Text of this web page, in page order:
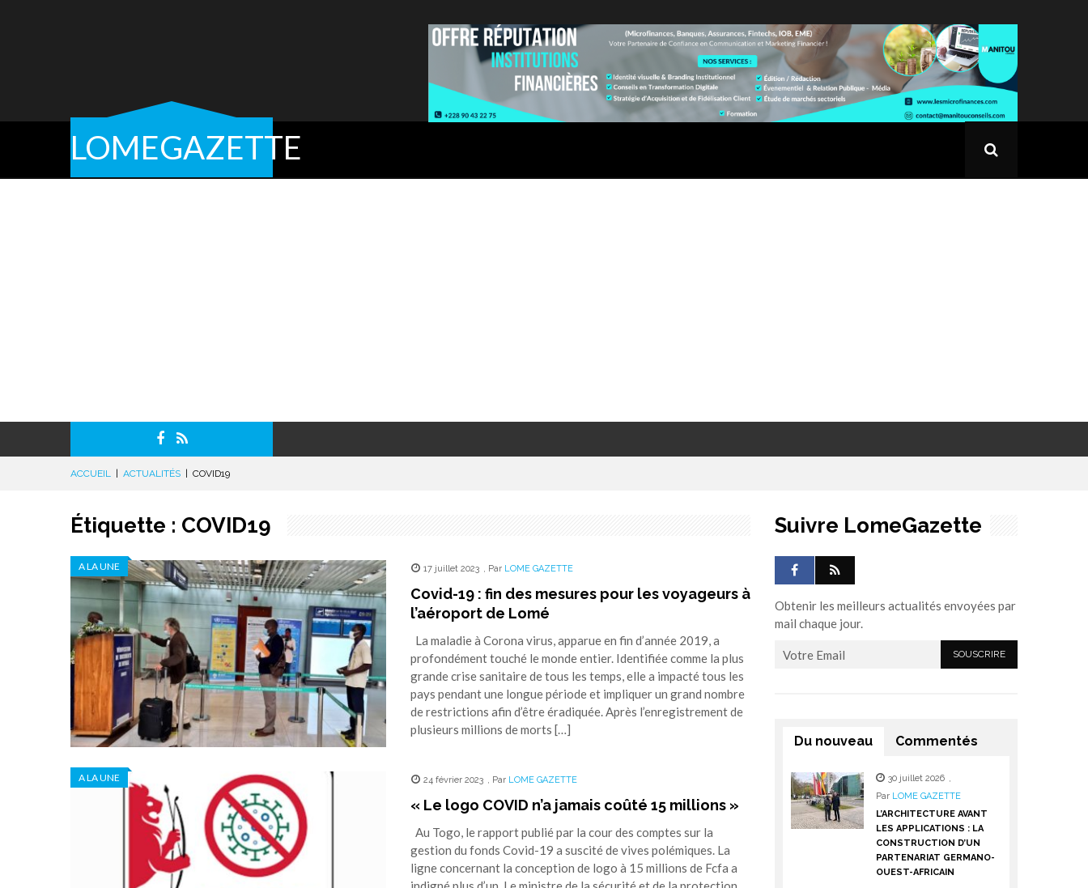
LOMEGAZETTE
ACCUEIL ACTUALITÉS COVID19
Étiquette : COVID19
A LA UNE 17 juillet 2023 , Par LOME GAZETTE
Covid-19 : fin des mesures pour les voyageurs à
l’aéroport de Lomé
La maladie à Corona virus, apparue en fin d’année 2019, a
profondément touché le monde entier. Identifiée comme la plus
grande crise sanitaire de tous les temps, elle a impacté tous les
pays pendant une longue période et impliquer un grand nombre
de restrictions afin d’être éradiquée. Après l’enregistrement de
plusieurs millions de morts […]
A LA UNE 24 février 2023 , Par LOME GAZETTE
« Le logo COVID n’a jamais coûté 15 millions »
Au Togo, le rapport publié par la cour des comptes sur la
gestion du fonds Covid-19 a suscité de vives polémiques. La
ligne concernant la conception de logo à 15 millions de Fcfa a
Suivre LomeGazette
Obtenir les meilleurs actualités envoyées par
mail chaque jour.
Du nouveau Commentés
30 juillet 2026 ,
Par LOME GAZETTE
L’ARCHITECTURE AVANT
LES APPLICATIONS : LA
CONSTRUCTION D’UN
PARTENARIAT GERMANO-
OUEST-AFRICAIN